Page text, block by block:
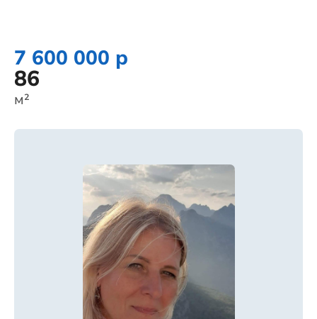
7 600 000 р
86
м²